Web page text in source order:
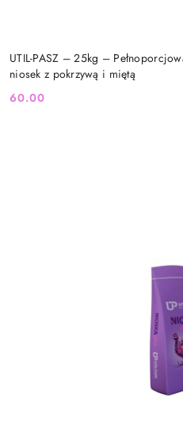
UTIL-PASZ – 25kg –
niosek z pokrzywą i miętą
Cena:
60.00